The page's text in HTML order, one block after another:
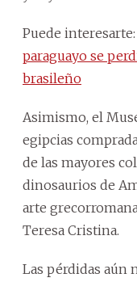
Puede interesarte:
paraguayo se
brasileño
Asimismo, el
egipcias
de las mayores
dinosaurios de
arte
Teresa Cristina.
Las pérdidas aún